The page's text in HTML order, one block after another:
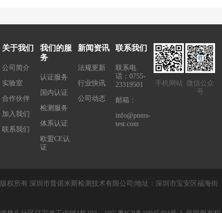
关于我们
公司简介
实验室
合作伙伴
加入我们
联系我们
我们的服
务
认证服务
国内认证
检测服务
体系认证
欧盟CE认
证
新闻资讯
法规更新
行业快讯
公司动态
联系我们
联系电
话：0755-
23319501
邮箱：
info@pnms-
test.com
手机网站 微信公众
号
版权所有 深圳市普偌米斯检测技术有限公司 地址： 深圳市宝安区福海街